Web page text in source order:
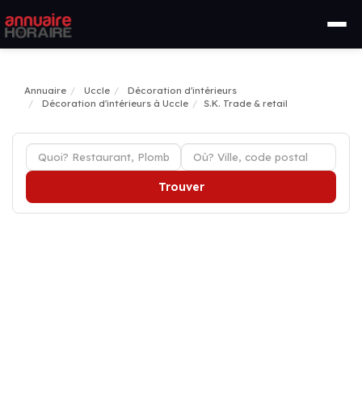
Annuaire Uccle
Décoration d'intérieurs
Décoration d'intérieurs à Uccle
S.K. Trade & retail
Trouver